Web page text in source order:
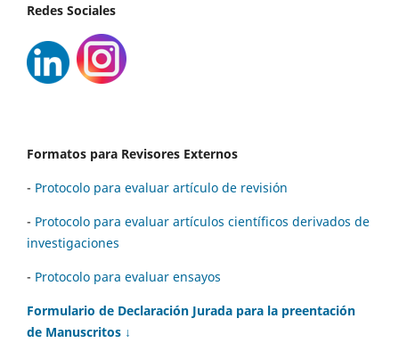
Redes Sociales
Formatos para Revisores Externos
- Protocolo para evaluar artículo de revisión
- Protocolo para evaluar artículos científicos derivados de
investigaciones
- Protocolo para evaluar ensayos
Formulario de Declaración Jurada para la preentación
de Manuscritos ↓